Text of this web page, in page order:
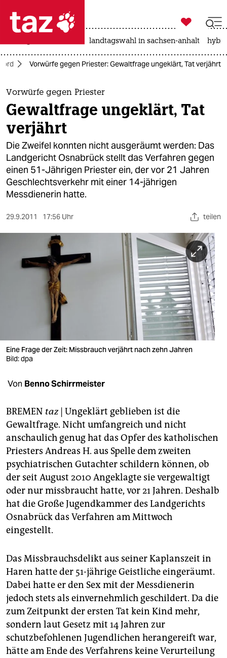
 taz zahl ich
taz zahl ich
themen
politik
öko
gesellschaft
kultur
wahrheit
shop
abo
genossenschaft
epaper login

taz zahl ich
landtagswahl in sachsen-anhalt
Vorwürfe gegen Priester: Gewaltfrage ungeklärt, Tat verjährt
Vorwürfe gegen Priester
Gewaltfrage ungeklärt, Tat
verjährt
Die Zweifel konnten nicht ausgeräumt werden: Das
Landgericht Osnabrück stellt das Verfahren gegen
einen 51-Jährigen Priester ein, der vor 21 Jahren
Geschlechtsverkehr mit einer 14-jährigen
Messdienerin hatte.
29.9.2011 17:56 Uhr teilen
Eine Frage der Zeit: Missbrauch verjährt nach zehn Jahren
Bild: dpa
Von Benno Schirrmeister
BREMEN taz| Ungeklärt geblieben ist die
Gewaltfrage. Nicht umfangreich und nicht
anschaulich genug hat das Opfer des katholischen
Priesters Andreas H. aus Spelle dem zweiten
psychiatrischen Gutachter schildern können, ob
der seit August 2010 Angeklagte sie vergewaltigt
oder nur missbraucht hatte, vor 21 Jahren. Deshalb
hat die Große Jugendkammer des Landgerichts
Osnabrück das Verfahren am Mittwoch
eingestellt.
Das Missbrauchsdelikt aus seiner Kaplanszeit in
Haren hatte der 51-jährige Geistliche eingeräumt.
Dabei hatte er den Sex mit der Messdienerin
jedoch stets als einvernehmlich geschildert. Da die
zum Zeitpunkt der ersten Tat kein Kind mehr,
sondern laut Gesetz mit 14 Jahren zur
schutzbefohlenen Jugendlichen herangereift war,
hätte am Ende des Verfahrens keine Verurteilung